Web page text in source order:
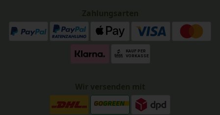
Zahlungsarten
Wir versenden mit